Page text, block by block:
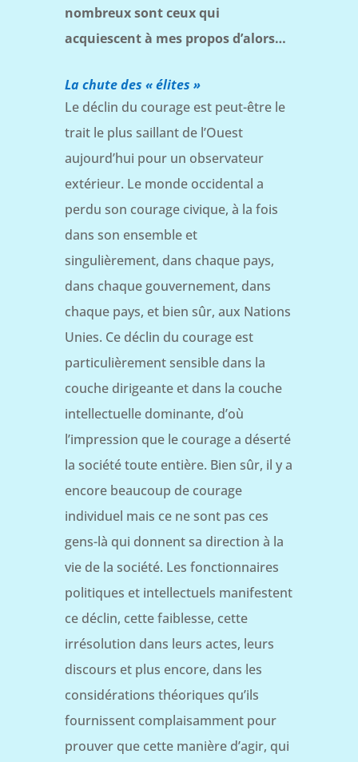
nombreux sont ceux qui
acquiescent à mes propos d’alors…
La chute des « élites »
Le déclin du courage est peut-être le
trait le plus saillant de l’Ouest
aujourd’hui pour un observateur
extérieur. Le monde occidental a
perdu son courage civique, à la fois
dans son ensemble et
singulièrement, dans chaque pays,
dans chaque gouvernement, dans
chaque pays, et bien sûr, aux Nations
Unies. Ce déclin du courage est
particulièrement sensible dans la
couche dirigeante et dans la couche
intellectuelle dominante, d’où
l’impression que le courage a déserté
la société toute entière. Bien sûr, il y a
encore beaucoup de courage
individuel mais ce ne sont pas ces
gens-là qui donnent sa direction à la
vie de la société. Les fonctionnaires
politiques et intellectuels manifestent
ce déclin, cette faiblesse, cette
irrésolution dans leurs actes, leurs
discours et plus encore, dans les
considérations théoriques qu’ils
fournissent complaisamment pour
prouver que cette manière d’agir, qui